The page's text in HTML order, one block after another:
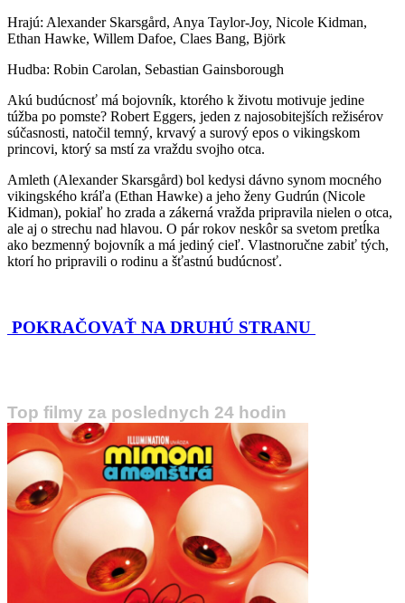
Hrajú: Alexander Skarsgård, Anya Taylor-Joy, Nicole Kidman,
Ethan Hawke, Willem Dafoe, Claes Bang, Björk
Hudba: Robin Carolan, Sebastian Gainsborough
Akú budúcnosť má bojovník, ktorého k životu motivuje jedine
túžba po pomste? Robert Eggers, jeden z najosobitejších režisérov
súčasnosti, natočil temný, krvavý a surový epos o vikingskom
princovi, ktorý sa mstí za vraždu svojho otca.
Amleth (Alexander Skarsgård) bol kedysi dávno synom mocného
vikingského kráľa (Ethan Hawke) a jeho ženy Gudrún (Nicole
Kidman), pokiaľ ho zrada a zákerná vražda pripravila nielen o otca,
ale aj o strechu nad hlavou. O pár rokov neskôr sa svetom pretĺka
ako bezmenný bojovník a má jediný cieľ. Vlastnoručne zabiť tých,
ktorí ho pripravili o rodinu a šťastnú budúcnosť.
POKRAČOVAŤ NA DRUHÚ STRANU
Top filmy za poslednych 24 hodin